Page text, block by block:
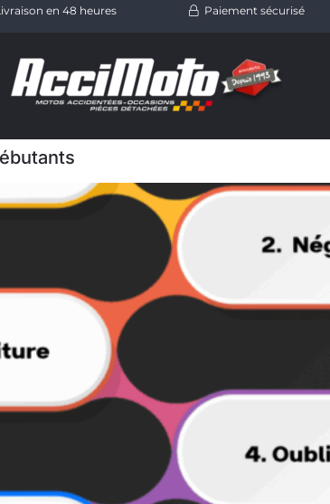
en 48 heures Paiement sécurisé